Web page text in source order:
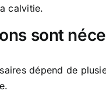
calvitie.
sont
dépend de